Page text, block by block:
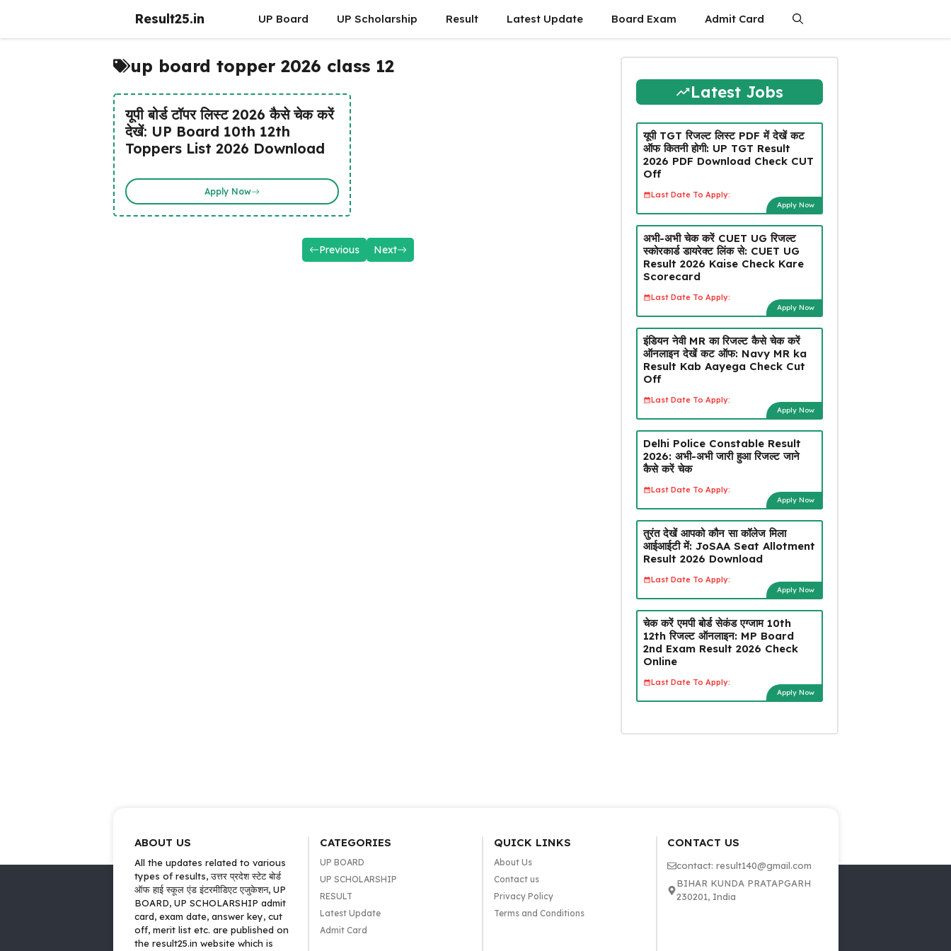
Result25.in UP Board UP Scholarship Result Latest Update Board Exam Admit Card
up board topper 2026 class 12
यूपी बोर्ड टॉपर लिस्ट 2026 कैसे चेक करें
देखें: UP Board 10th 12th
Toppers List 2026 Download
Apply Now
Previous Next
Latest Jobs
यूपी TGT रिजल्ट लिस्ट PDF में देखें कट
ऑफ कितनी होगी: UP TGT Result
2026 PDF Download Check CUT
Off
Last Date To Apply:
Apply Now
अभी-अभी चेक करें CUET UG रिजल्ट
स्कोरकार्ड डायरेक्ट लिंक से: CUET UG
Result 2026 Kaise Check Kare
Scorecard
Last Date To Apply:
Apply Now
इंडियन नेवी MR का रिजल्ट कैसे चेक करें
ऑनलाइन देखें कट ऑफ: Navy MR ka
Result Kab Aayega Check Cut
Off
Last Date To Apply:
Apply Now
Delhi Police Constable Result
2026: अभी-अभी जारी हुआ रिजल्ट जाने
कैसे करें चेक
Last Date To Apply:
Apply Now
तुरंत देखें आपको कौन सा कॉलेज मिला
आईआईटी में: JoSAA Seat Allotment
Result 2026 Download
Last Date To Apply:
Apply Now
चेक करें एमपी बोर्ड सेकंड एग्जाम 10th
12th रिजल्ट ऑनलाइन: MP Board
2nd Exam Result 2026 Check
Online
Last Date To Apply:
Apply Now
ABOUT US
All the updates related to various
types of results, उत्तर प्रदेश स्टेट बोर्ड
ऑफ हाई स्कूल एंड इंटरमीडिएट एजुकेशन, UP
BOARD, UP SCHOLARSHIP admit
card, exam date, answer key, cut
off, merit list etc. are published on
the result25.in website which is
CATEGORIES
UP BOARD
UP SCHOLARSHIP
RESULT
Latest Update
Admit Card
QUICK LINKS
About Us
Contact us
Privacy Policy
Terms and Conditions
CONTACT US
contact: result140@gmail.com
BIHAR KUNDA PRATAPGARH
230201, India